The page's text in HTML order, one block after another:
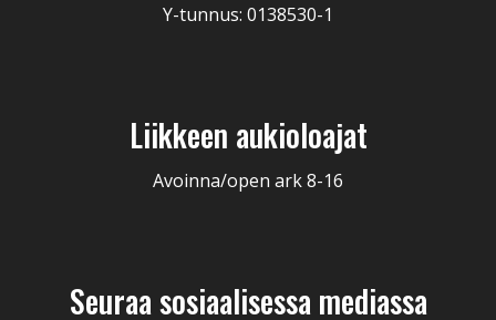
Y-tunnus: 0138530-1
Liikkeen aukioloajat
Avoinna/open ark 8-16
Seuraa sosiaalisessa mediassa